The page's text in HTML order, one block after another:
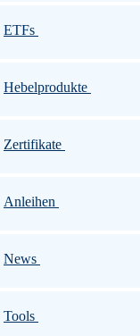
ETFs
Hebelprodukte
Zertifikate
Anleihen
News
Tools